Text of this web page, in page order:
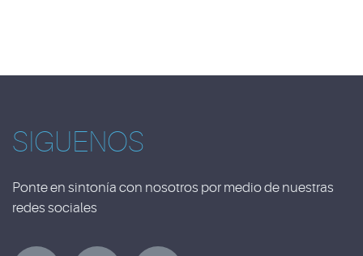
SIGUENOS
Ponte en sintonía con nosotros por medio de nuestras
redes sociales